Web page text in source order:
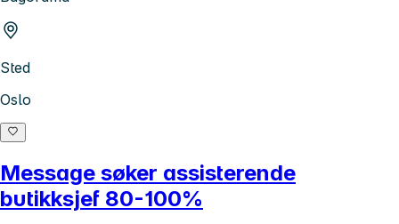
Sted
Oslo
Message søker assisterende
butikksjef 80-100%